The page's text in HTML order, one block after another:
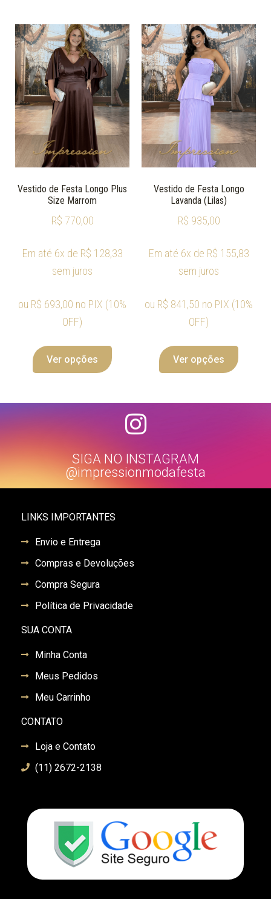
Vestido de Festa Longo Plus
Size Marrom
R$ 770,00
Em até 6x de R$ 128,33
sem juros
ou R$ 693,00 no PIX (10%
OFF)
Ver opções
Vestido de Festa Longo
Lavanda (Lilas)
R$ 935,00
Em até 6x de R$ 155,83
sem juros
ou R$ 841,50 no PIX (10%
OFF)
Ver opções
SIGA NO INSTAGRAM
@impressionmodafesta
LINKS IMPORTANTES
Envio e Entrega
Compras e Devoluções
Compra Segura
Política de Privacidade
SUA CONTA
Minha Conta
Meus Pedidos
Meu Carrinho
CONTATO
Loja e Contato
(11) 2672-2138